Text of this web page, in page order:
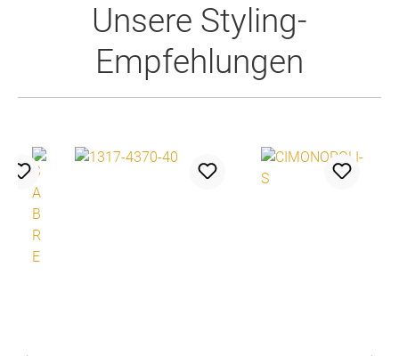
Produktgalerie überspringen
Unsere Styling-
Empfehlungen